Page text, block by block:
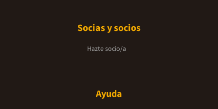
Socias y socios
Hazte socio/a
Ayuda